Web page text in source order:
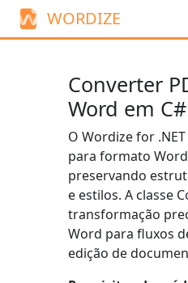
WORDIZE
Converter
Word em C#
O Wordize for
para formato
preservando
e estilos. A classe
transformação
Word para fluxos
edição de